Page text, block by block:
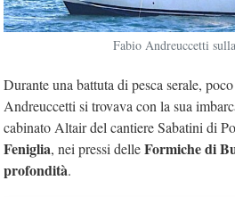
Fabio Andreuccetti
Durante una battuta di pesca serale,
Andreuccetti si trovava con la sua
cabinato Altair del cantiere Sabatini di
Feniglia, nei pressi delleFormiche di
profondità.